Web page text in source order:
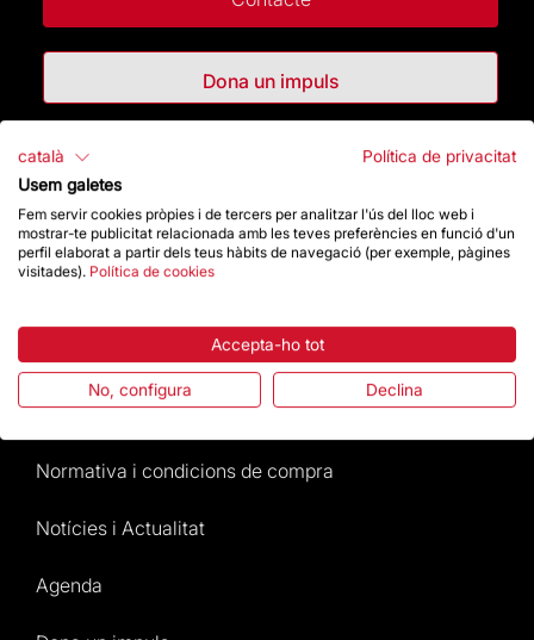
Dona un impuls
Destacats
Atenció al Visitant
Normativa i condicions de compra
Notícies i Actualitat
Agenda
català
Política de privacitat
Usem galetes
Fem servir cookies pròpies i de tercers per analitzar l'ús del lloc web i
mostrar-te publicitat relacionada amb les teves preferències en funció d'un
perfil elaborat a partir dels teus hàbits de navegació (per exemple, pàgines
visitades). Política de cookies
Accepta-ho tot
No, configura Declina